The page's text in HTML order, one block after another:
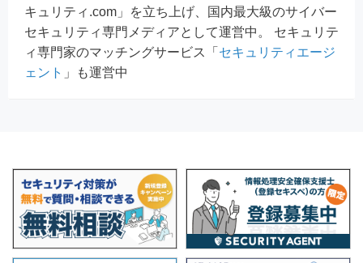
キュリティ.com」を立ち上げ、国内最大級のサイバー
セキュリティ専門メディアとして運営中。 セキュリテ
ィ専門家のマッチングサービス「 セキュリティエージ
ェント 」も運営中